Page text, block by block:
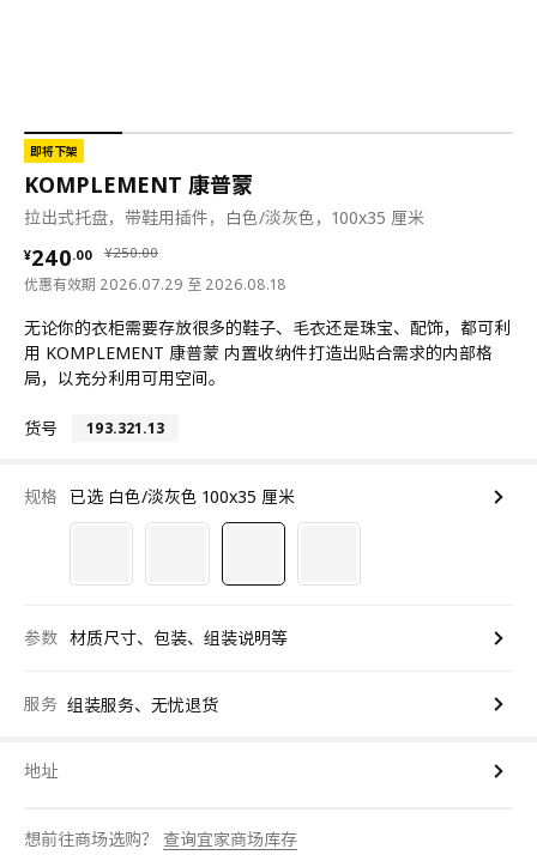
即将下架
KOMPLEMENT 康普蒙
拉出式托盘，带鞋用插件，白色/淡灰色，100x35 厘米
¥250.00
¥ 250.00
¥240.00
¥ 240.00
优惠有效期 2026.07.29 至 2026.08.18
无论你的衣柜需要存放很多的鞋子、毛衣还是珠宝、配饰，都可利
用 KOMPLEMENT 康普蒙 内置收纳件打造出贴合需求的内部格
局，以充分利用可用空间。
货号 193.321.13
规格 已选 白色/淡灰色 100x35 厘米
参数 材质尺寸、包装、组装说明等
服务 组装服务、无忧退货
地址
想前往商场选购？ 查询宜家商场库存